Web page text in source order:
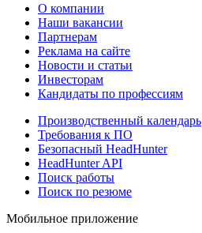
О компании
Наши вакансии
Партнерам
Реклама на сайте
Новости и статьи
Инвесторам
Кандидаты по профессиям
Производственный календарь
Требования к ПО
Безопасный HeadHunter
HeadHunter API
Поиск работы
Поиск по резюме
Мобильное приложение